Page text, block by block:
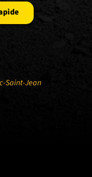
Saint-Jean